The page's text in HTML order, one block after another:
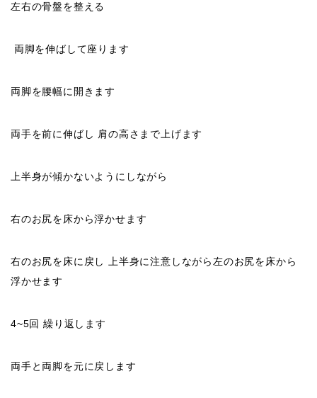
左右の骨盤を整える
両脚を伸ばして座ります
両脚を腰幅に開きます
両手を前に伸ばし 肩の高さまで上げます
上半身が傾かないようにしながら
右のお尻を床から浮かせます
右のお尻を床に戻し 上半身に注意しながら左のお尻を床から
浮かせます
4~5回 繰り返します
両手と両脚を元に戻します